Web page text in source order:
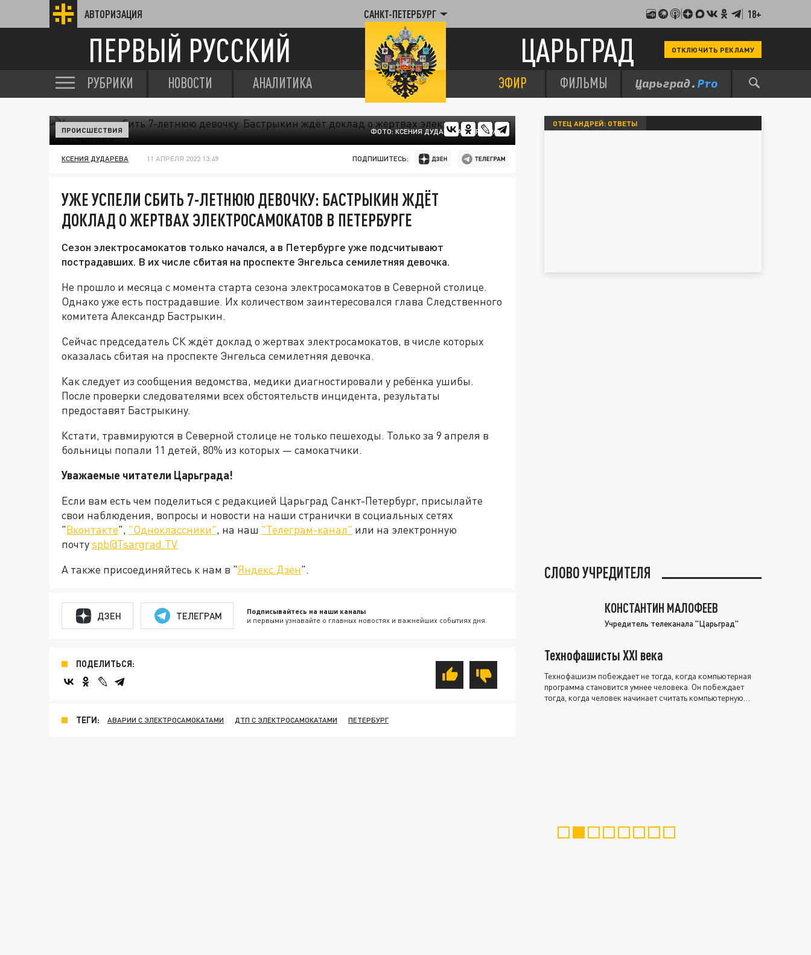
АВТОРИЗАЦИЯ САНКТ-ПЕТЕРБУРГ 18+
ПЕРВЫЙ РУССКИЙ ЦАРЬГРАД ОТКЛЮЧИТЬ РЕКЛАМУ
РУБРИКИ НОВОСТИ АНАЛИТИКА ЭФИР ФИЛЬМЫ
ФОТО: КСЕНИЯ ДУДАРЕВА/ЦАРЬГРАД
ПРОИСШЕСТВИЯ
КСЕНИЯ ДУДАРЕВА 11 АПРЕЛЯ 2023 13:49 ПОДПИШИТЕСЬ:
УЖЕ УСПЕЛИ СБИТЬ 7-ЛЕТНЮЮ ДЕВОЧКУ: БАСТРЫКИН ЖДЁТ
ДОКЛАД О ЖЕРТВАХ ЭЛЕКТРОСАМОКАТОВ В ПЕТЕРБУРГЕ
Сезон электросамокатов только начался, а в Петербурге уже подсчитывают
пострадавших. В их числе сбитая на проспекте Энгельса семилетняя девочка.
Не прошло и месяца с момента старта сезона электросамокатов в Северной столице.
Однако уже есть пострадавшие. Их количеством заинтересовался глава Следственного
комитета Александр Бастрыкин.
Сейчас председатель СК ждёт доклад о жертвах электросамокатов, в числе которых
оказалась сбитая на проспекте Энгельса семилетняя девочка.
Как следует из сообщения ведомства, медики диагностировали у ребёнка ушибы.
После проверки следователями всех обстоятельств инцидента, результаты
предоставят Бастрыкину.
Кстати, травмируются в Северной столице не только пешеходы. Только за 9 апреля в
больницы попали 11 детей, 80% из которых — самокатчики.
Уважаемые читатели Царьграда!
Если вам есть чем поделиться с редакцией Царьград Санкт-Петербург, присылайте
свои наблюдения, вопросы и новости на наши странички в социальных сетях
"Вконтакте", "Одноклассники", на наш "Телеграм-канал" или на электронную
почтуspb@Tsargrad.TV
А также присоединяйтесь к нам в "Яндекс.Дзен".
ДЗЕН ТЕЛЕГРАМ Подписывайтесь на наши каналы
и первыми узнавайте о главных новостях и важнейших событиях дня.
ПОДЕЛИТЬСЯ:
ТЕГИ: АВАРИИ С ЭЛЕКТРОСАМОКАТАМИ ДТП С ЭЛЕКТРОСАМОКАТАМИ ПЕТЕРБУРГ
ОТЕЦ АНДРЕЙ: ОТВЕТЫ
СЛОВО УЧРЕДИТЕЛЯ
КОНСТАНТИН МАЛОФЕЕВ
Учредитель телеканала "Царьград"
Технофашисты XXI века
Технофашизм побеждает не тогда, когда компьютерная
программа становится умнее человека. Он побеждает
тогда, когда человек начинает считать компьютерную